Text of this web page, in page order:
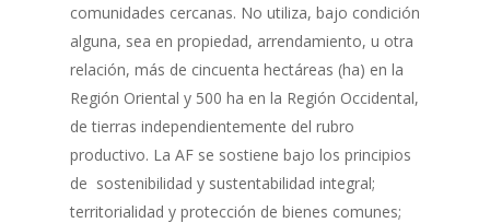
comunidades cercanas. No utiliza, bajo condición
alguna, sea en propiedad, arrendamiento, u otra
relación, más de cincuenta hectáreas (ha) en la
Región Oriental y 500 ha en la Región Occidental,
de tierras independientemente del rubro
productivo. La AF se sostiene bajo los principios
de sostenibilidad y sustentabilidad integral;
territorialidad y protección de bienes comunes;